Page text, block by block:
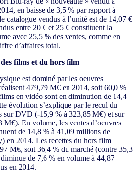
en baisse de 3,5 % par rapport à
catalogue vendus à l’unité est de 14,07 €
entre 20 € et 25 € constituent la
avec 25,5 % des ventes, comme en
d’affaires total.
films et du hors film
est dominé par les oeuvres
479,79 M€ en 2014, soit 60,0 %
en vidéo sont en diminution de 14,4
évolution s’explique par le recul du
sur DVD (-15,9 % à 323,85 M€) et sur
En volume, les ventes d’oeuvres
de 14,8 % à 41,09 millions de
en 2014. Les recettes du hors film
M€, soit 36,4 % du marché (contre 35,3
de 7,6 % en volume à 44,87
en 2014.